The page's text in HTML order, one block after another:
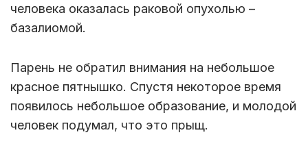
человека оказалась раковой опухолью –
базалиомой.
Парень не обратил внимания на небольшое
красное пятнышко. Спустя некоторое время
появилось небольшое образование, и молодой
человек подумал, что это прыщ.